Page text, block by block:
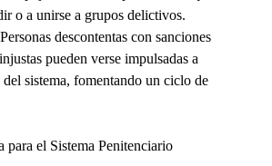
o a unirse a grupos delictivos.
Personas descontentas con sanciones
pueden verse impulsadas a
del sistema, fomentando un ciclo de
para el Sistema Penitenciario